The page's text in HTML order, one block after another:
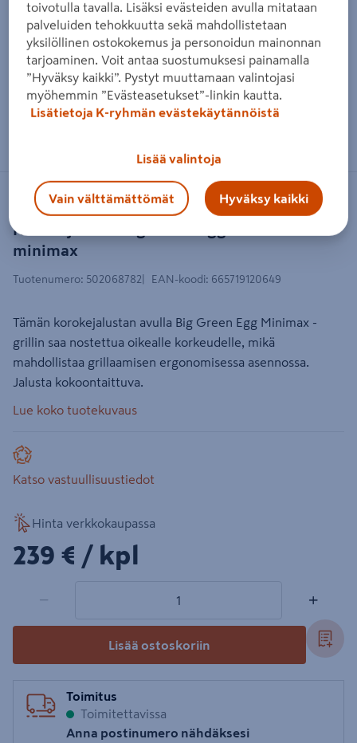
Zoomaa kuvaa sormilla kosketusnäytöllä
Korokejalusta Big Green Egg
minimax
BIG GREEN EGG
Tuotenumero: 502068782 EAN-koodi: 665719120649
Tämän korokejalustan avulla Big Green Egg Minimax -
grillin saa nostettua oikealle korkeudelle, mikä
mahdollistaa grillaamisen ergonomisessa asennossa.
Jalusta kokoontaittuva.
Lue koko tuotekuvaus
Katso vastuullisuustiedot
Hinta verkkokaupassa
239€/kpl
239 € / kpl
− +
Lisää ostoskoriin
Toimitus
Toimitettavissa
Anna postinumero nähdäksesi
toivotulla tavalla. Lisäksi evästeiden avulla mitataan
palveluiden tehokkuutta sekä mahdollistetaan
yksilöllinen ostokokemus ja personoidun mainonnan
tarjoaminen. Voit antaa suostumuksesi painamalla
”Hyväksy kaikki”. Pystyt muuttamaan valintojasi
myöhemmin ”Evästeasetukset”-linkin kautta.
Lisätietoja K-ryhmän evästekäytännöistä
Lisää valintoja
Vain välttämättömät Hyväksy kaikki